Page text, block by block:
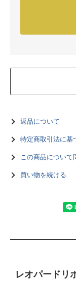
返品について
特定商取引法に基
この商品について
買い物を続ける
レオパードリ